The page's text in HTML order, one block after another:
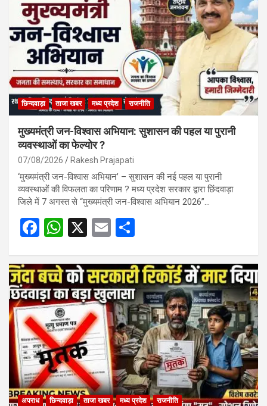
छिन्दवाड़ा ताजा खबर मध्य प्रदेश राजनीति
मुख्यमंत्री जन-विश्वास अभियान: सुशासन की पहल या पुरानी
व्यवस्थाओं का फेल्योर ?
07/08/2026 Rakesh Prajapati
‘मुख्यमंत्री जन-विश्वास अभियान’ – सुशासन की नई पहल या पुरानी
व्यवस्थाओं की विफलता का परिणाम ? मध्य प्रदेश सरकार द्वारा छिंदवाड़ा
जिले में 7 अगस्त से “मुख्यमंत्री जन-विश्वास अभियान 2026”…
F
ce
b
o
o
k
W
at
s
A
p
p
X
E
ail ar
e
अपराध छिन्दवाड़ा ताजा खबर मध्य प्रदेश राजनीति